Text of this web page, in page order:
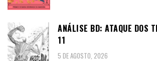
ANÁLISE BD: ATAQUE DOS
11
5 DE AGOSTO, 2026